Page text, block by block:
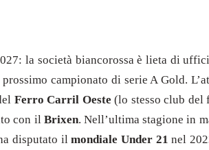
la società biancorossa è lieta di
campionato di serie A Gold.
Ferro Carril Oeste (lo stesso club del
con il Brixen. Nell’ultima stagione in
disputato ilmondiale Under 21 nel